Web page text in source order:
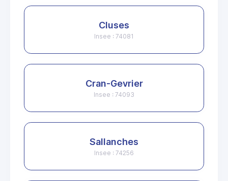
Cluses
Insee : 74081
Cran-Gevrier
Insee : 74093
Sallanches
Insee : 74256